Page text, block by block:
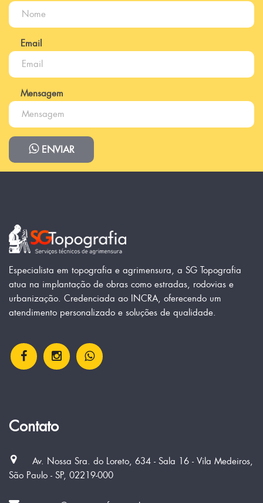
Email
Mensagem
ENVIAR
Especialista em topografia e agrimensura, a SG Topografia
atua na implantação de obras como estradas, rodovias e
urbanização. Credenciada ao INCRA, oferecendo um
atendimento personalizado e soluções de qualidade.
Contato
Av. Nossa Sra. do Loreto, 634 - Sala 16 - Vila Medeiros,
São Paulo - SP, 02219-000